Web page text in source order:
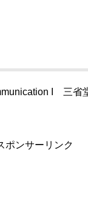
I 三省
ポンサーリンク